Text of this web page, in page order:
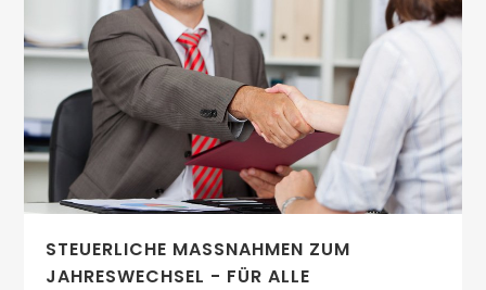
STEUERLICHE MASSNAHMEN ZUM J
AHRESWECHSEL - FÜR ALLE S